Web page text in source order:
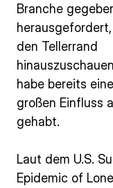
Branche
den Tellerrand
habe bereits
großen Einfluss
gehabt.
Laut dem U.S.
Epidemic of